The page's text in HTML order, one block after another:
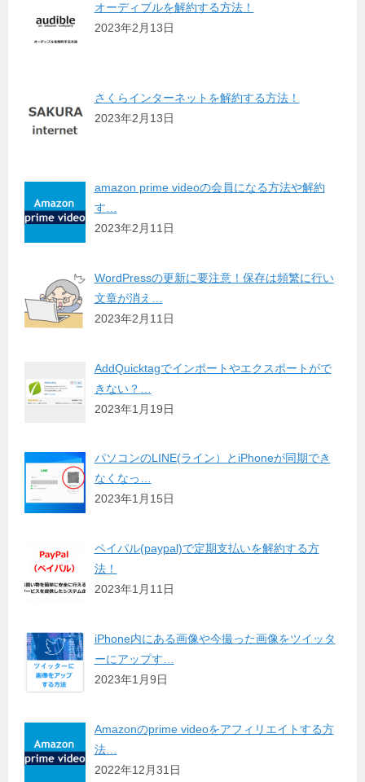
オーディブルを解約する方法！
2023年2月13日
さくらインターネットを解約する方法！
2023年2月13日
amazon prime videoの会員になる方法や解約
す…
2023年2月11日
WordPressの更新に要注意！保存は頻繁に行い
文章が消え…
2023年2月11日
AddQuicktagでインポートやエクスポートがで
きない？…
2023年1月19日
パソコンのLINE(ライン）とiPhoneが同期でき
なくなっ…
2023年1月15日
ペイパル(paypal)で定期支払いを解約する方
法！
2023年1月11日
iPhone内にある画像や今撮った画像をツイッタ
ーにアップす…
2023年1月9日
Amazonのprime videoをアフィリエイトする方
法…
2022年12月31日